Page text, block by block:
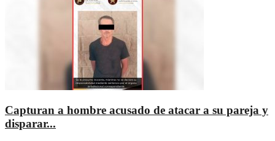
Capturan a hombre acusado de atacar a su pareja y
disparar...